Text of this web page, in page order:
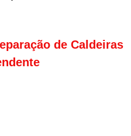
de Caldeiras